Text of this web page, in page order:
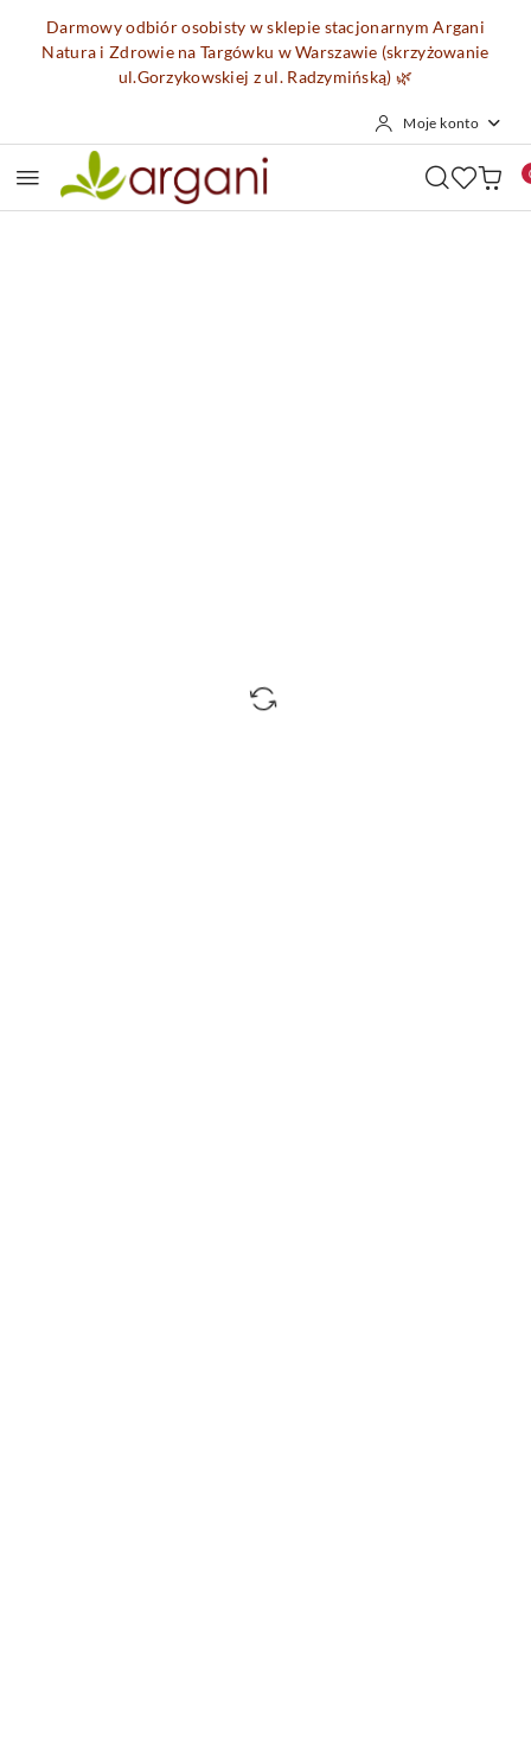
Przejdź do treści głównej
Przejdź do wyszukiwarki
Przejdź do moje konto
Przejdź do menu głównego
Przejdź do opisu produktu
Przejdź do stopki
Darmowy odbiór osobisty w sklepie stacjonarnym Argani
Natura i Zdrowie na Targówku w Warszawie (skrzyżowanie
ul.Gorzykowskiej z ul. Radzymińską) 🌿
Moje konto